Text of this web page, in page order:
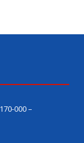
000 –